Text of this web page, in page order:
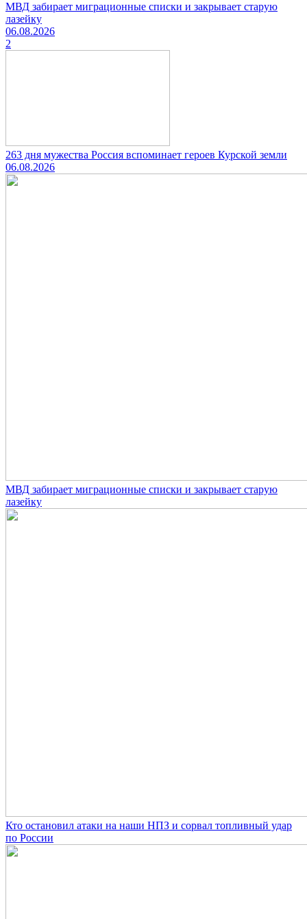
МВД забирает миграционные списки и закрывает старую
лазейку
06.08.2026
2
263 дня мужества Россия вспоминает героев Курской земли
06.08.2026
МВД забирает миграционные списки и закрывает старую
лазейку
Кто остановил атаки на наши НПЗ и сорвал топливный удар
по России